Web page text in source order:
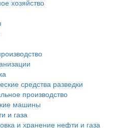
хозяйство
средства разведки
производство
машины
и газа
и хранение нефти и газа